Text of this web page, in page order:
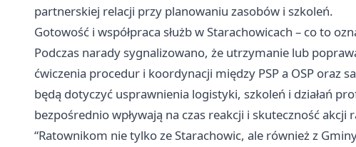
partnerskiej relacji przy planowaniu zasobów i szkoleń.
Gotowość i współpraca służb w Starachowicach – co to
Podczas narady sygnalizowano, że utrzymanie lub
ćwiczenia procedur i koordynacji między PSP a OSP
będą dotyczyć usprawnienia logistyki, szkoleń i działań
bezpośrednio wpływają na czas reakcji i skuteczność akcji
“Ratownikom nie tylko ze Starachowic, ale również z